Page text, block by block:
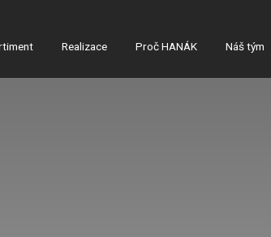
Realizace Proč HANÁK Náš tým